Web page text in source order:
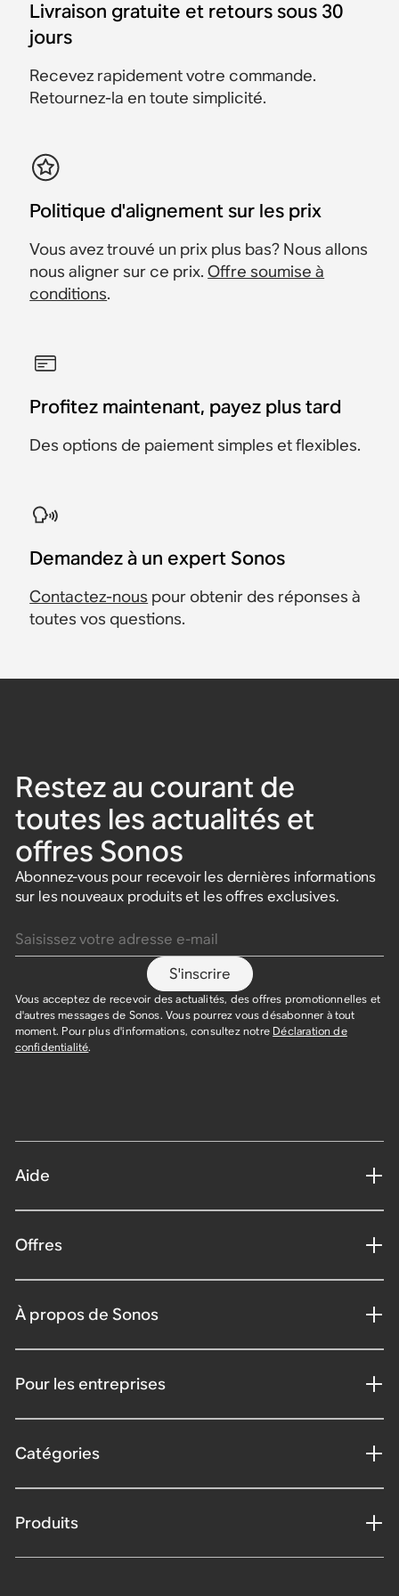
2 Era 100
1 381 €
murale
568 €
4 et 2 Sonos Era 100
Économisez 100 €
100
652 € 687 €
Sub 4
Économisez 150 €
Mini et 2 Sonos Era 100
1 126 €
Livraison gratuite et retours sous 30
jours
Recevez rapidement votre commande.
Retournez-la en toute simplicité.
Politique d'alignement sur les prix
Vous avez trouvé un prix plus bas? Nous allons
nous aligner sur ce prix.Offre soumise à
conditions.
Profitez maintenant, payez plus tard
Des options de paiement simples et flexibles.
Demandez à un expert Sonos
Contactez-nous pour obtenir des réponses à
toutes vos questions.
Restez au courant de
toutes les actualités et
offres Sonos
Abonnez-vous pour recevoir les dernières informations
sur les nouveaux produits et les offres exclusives.
S'inscrire
Vous acceptez de recevoir des actualités, des offres promotionnelles et
d'autres messages de Sonos. Vous pourrez vous désabonner à tout
moment. Pour plus d'informations, consultez notre Déclaration de
confidentialité.
Aide
Offres
À propos de Sonos
Pour les entreprises
Catégories
Produits